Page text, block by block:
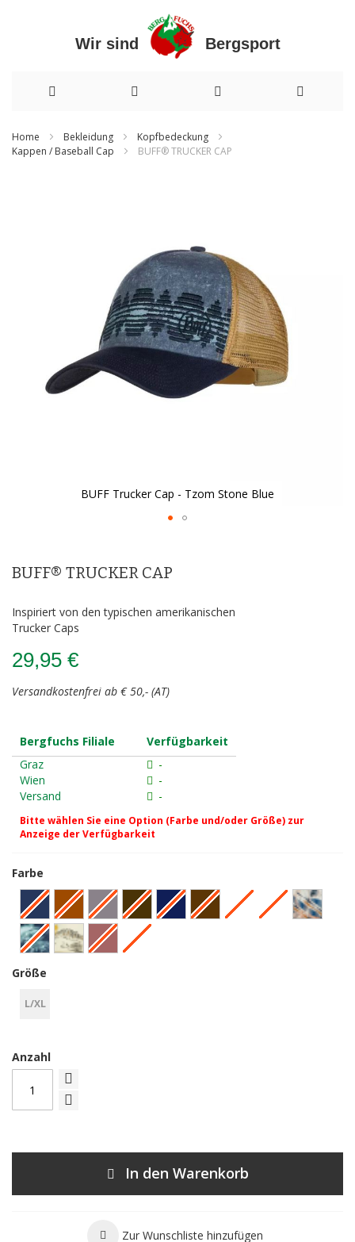
Wir sind Bergsport
zum
Home Bekleidung
Kopfbedeckung
Kappen / Baseball Cap
BUFF® TRUCKER CAP
BUFF Trucker Cap - Tzom Stone Blue
der
BUFF® TRUCKER CAP
Inspiriert von den typischen amerikanischen
Trucker Caps
29,95 €
Versandkostenfrei ab € 50,- (AT)
Bergfuchs Filiale
Verfügbarkeit
Graz
-
Wien
-
Versand
-
Bitte wählen Sie eine Option (Farbe und/oder Größe) zur
Anzeige der Verfügbarkeit
Farbe
Größe
L/XL
Anzahl
In den Warenkorb
Zur Wunschliste hinzufügen